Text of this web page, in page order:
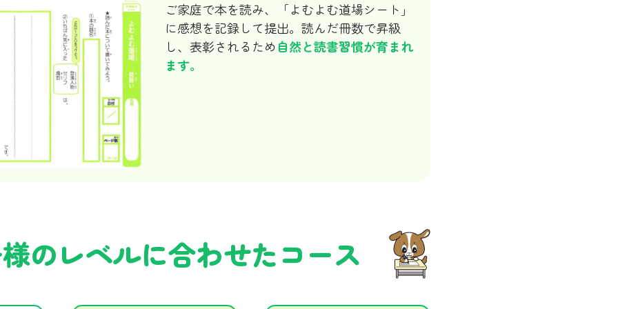
ご家庭で本を読み、「よむよむ道場シート」
に感想を記録して提出。読んだ冊数で昇級
し、表彰されるため自然と読書習慣が育まれ
ます。
のレベルに合わせたコース